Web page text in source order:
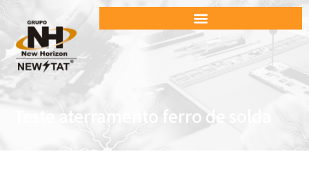
Teste aterramento ferro de solda